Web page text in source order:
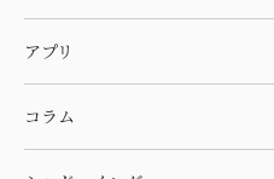
アプリ
コラム